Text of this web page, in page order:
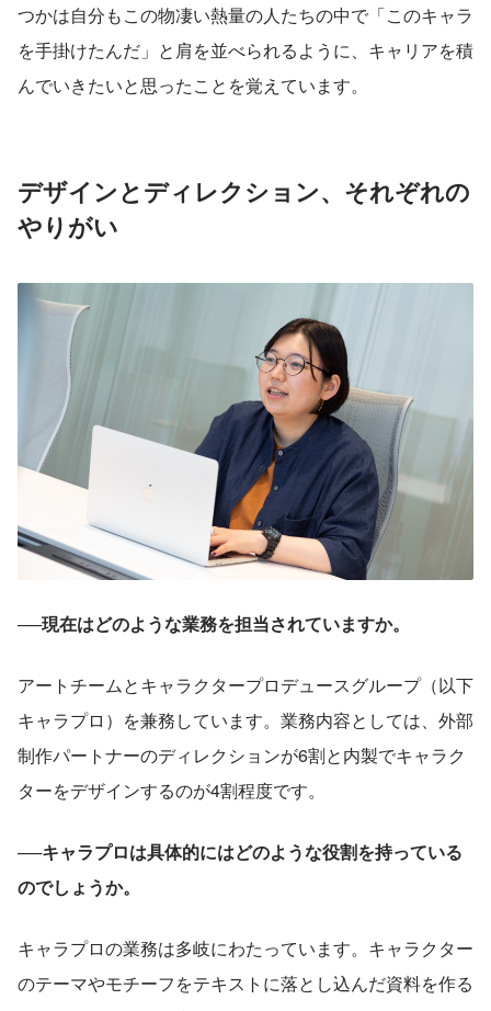
つかは自分もこの物凄い熱量の人たちの中で「このキャラ
を手掛けたんだ」と肩を並べられるように、キャリアを積
んでいきたいと思ったことを覚えています。
デザインとディレクション、それぞれの
やりがい
──現在はどのような業務を担当されていますか。
アートチームとキャラクタープロデュースグループ（以下
キャラプロ）を兼務しています。業務内容としては、外部
制作パートナーのディレクションが6割と内製でキャラク
ターをデザインするのが4割程度です。
──キャラプロは具体的にはどのような役割を持っている
のでしょうか。
キャラプロの業務は多岐にわたっています。キャラクター
のテーマやモチーフをテキストに落とし込んだ資料を作る